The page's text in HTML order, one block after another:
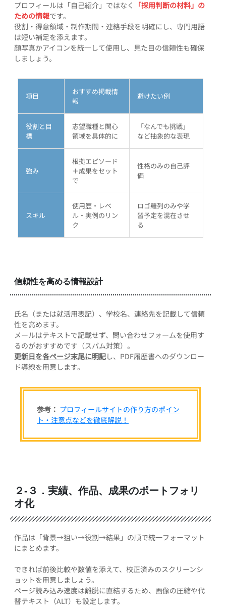
プロフィールは「自己紹介」ではなく
「採用判断の材料」の
ための情報です。
役割・得意領域・制作期間・連絡手段を明確にし、専門用語
は短い補足を添えます。
顔写真かアイコンを統一して使用し、見た目の信頼性も確保
しましょう。
項目
おすすめ掲載情
報
避けたい例
役割と目
標
志望職種と関心
領域を具体的に
「なんでも挑戦」
など抽象的な表現
強み
根拠エピソード
＋成果をセット
で
性格のみの自己評
価
スキル
使用歴・レベ
ル・実例のリン
ク
ロゴ羅列のみや学
習予定を混在させ
る
信頼性を高める情報設計
氏名（または就活用表記）、学校名、連絡先を記載して信頼
性を高めます。
メールはテキストで記載せず、問い合わせフォームを使用す
るのがおすすめです（スパム対策）。
更新日を各ページ末尾に明記し、PDF履歴書へのダウンロー
ド導線を用意します。
参考： プロフィールサイトの作り方のポイン
ト・注意点などを徹底解説！
２-３．実績、作品、成果のポートフォリ
オ化
作品は「背景→狙い→役割→結果」の順で統一フォーマット
にまとめます。
できれば前後比較や数値を添えて、校正済みのスクリーンシ
ョットを用意しましょう。
ページ読み込み速度は離脱に直結するため、画像の圧縮や代
替テキスト（ALT）も設定します。